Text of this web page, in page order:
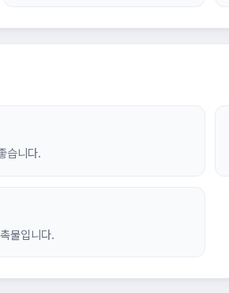
습니다.
물입니다.